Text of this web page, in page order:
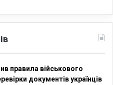
правила військового
документів українців